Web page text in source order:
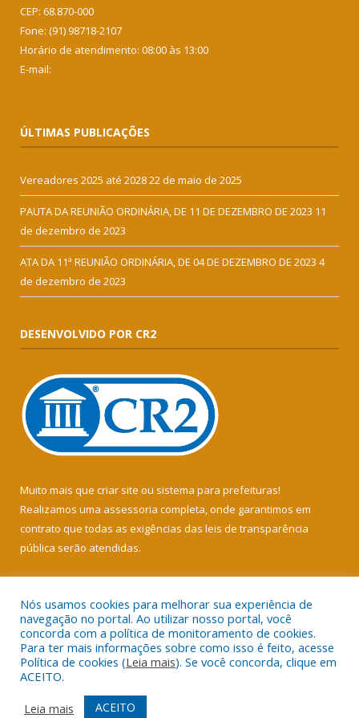
CEP: 68.870-000
Fone: (91) 98718-2107
Horário de atendimento: 08:00 às 13:00
E-mail:
ÚLTIMAS PUBLICAÇÕES
Vereadores 2025 até 202822 de maio de 2025
PAUTA DA REUNIÃO ORDINÁRIA, DE 11 DE DEZEMBRO DE 2023 11
de dezembro de 2023
ATA DA 11ª REUNIÃO ORDINÁRIA, DE 04 DE DEZEMBRO DE 2023 4
de dezembro de 2023
DESENVOLVIDO POR CR2
Muito mais que criar site ou sistema para prefeituras!
Realizamos uma assessoria completa, onde garantimos em
contrato que todas as exigências das leis de transparência
pública serão atendidas.
Todos os direitos reservados a Câmara Municipal de Soure.
Mapa do Site
Acessar Área Administrativa
Nós usamos cookies para melhorar sua experiência de
navegação no portal. Ao utilizar nosso portal, você
concorda com a política de monitoramento de cookies.
Para ter mais informações sobre como isso é feito, acesse
Política de cookies (Leia mais). Se você concorda, clique em
ACEITO.
Leia mais
ACEITO